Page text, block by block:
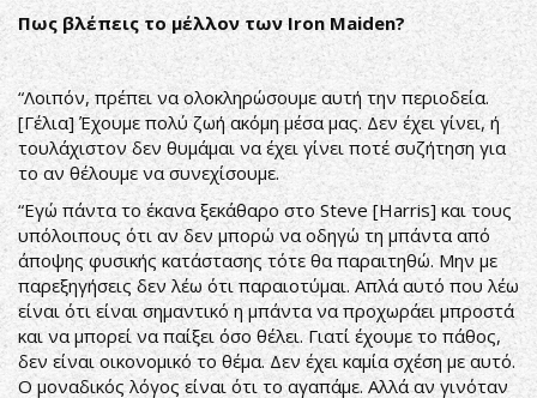
Πως βλέπεις το μέλλον τωνIron Maiden?
“Λοιπόν, πρέπει να ολοκληρώσουμε αυτή την περιοδεία.
[Γέλια] Έχουμε πολύ ζωή ακόμη μέσα μας. Δεν έχει γίνει, ή
τουλάχιστον δεν θυμάμαι να έχει γίνει ποτέ συζήτηση για
το αν θέλουμε να συνεχίσουμε.
“Εγώ πάντα το έκανα ξεκάθαρο στο Steve [Harris] και τους
υπόλοιπους ότι αν δεν μπορώ να οδηγώ τη μπάντα από
άποψης φυσικής κατάστασης τότε θα παραιτηθώ. Μην με
παρεξηγήσεις δεν λέω ότι παραιοτύμαι. Απλά αυτό που λέω
είναι ότι είναι σημαντικό η μπάντα να προχωράει μπροστά
και να μπορεί να παίξει όσο θέλει. Γιατί έχουμε το πάθος,
δεν είναι οικονομικό το θέμα. Δεν έχει καμία σχέση με αυτό.
Ο μοναδικός λόγος είναι ότι το αγαπάμε. Αλλά αν γινόταν